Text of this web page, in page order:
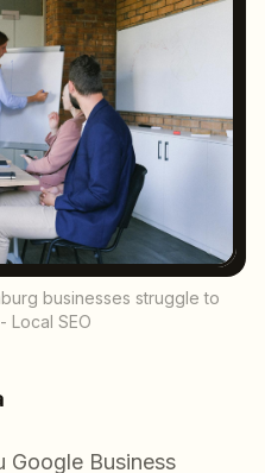
businesses struggle to
Local SEO
Google Business